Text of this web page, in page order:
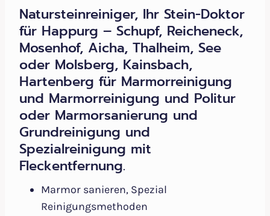
Natursteinreiniger, Ihr Stein-Doktor
für Happurg – Schupf, Reicheneck,
Mosenhof, Aicha, Thalheim, See
oder Molsberg, Kainsbach,
Hartenberg für Marmorreinigung
und Marmorreinigung und Politur
oder Marmorsanierung und
Grundreinigung und
Spezialreinigung mit
Fleckentfernung.
Marmor sanieren, Spezial
Reinigungsmethoden